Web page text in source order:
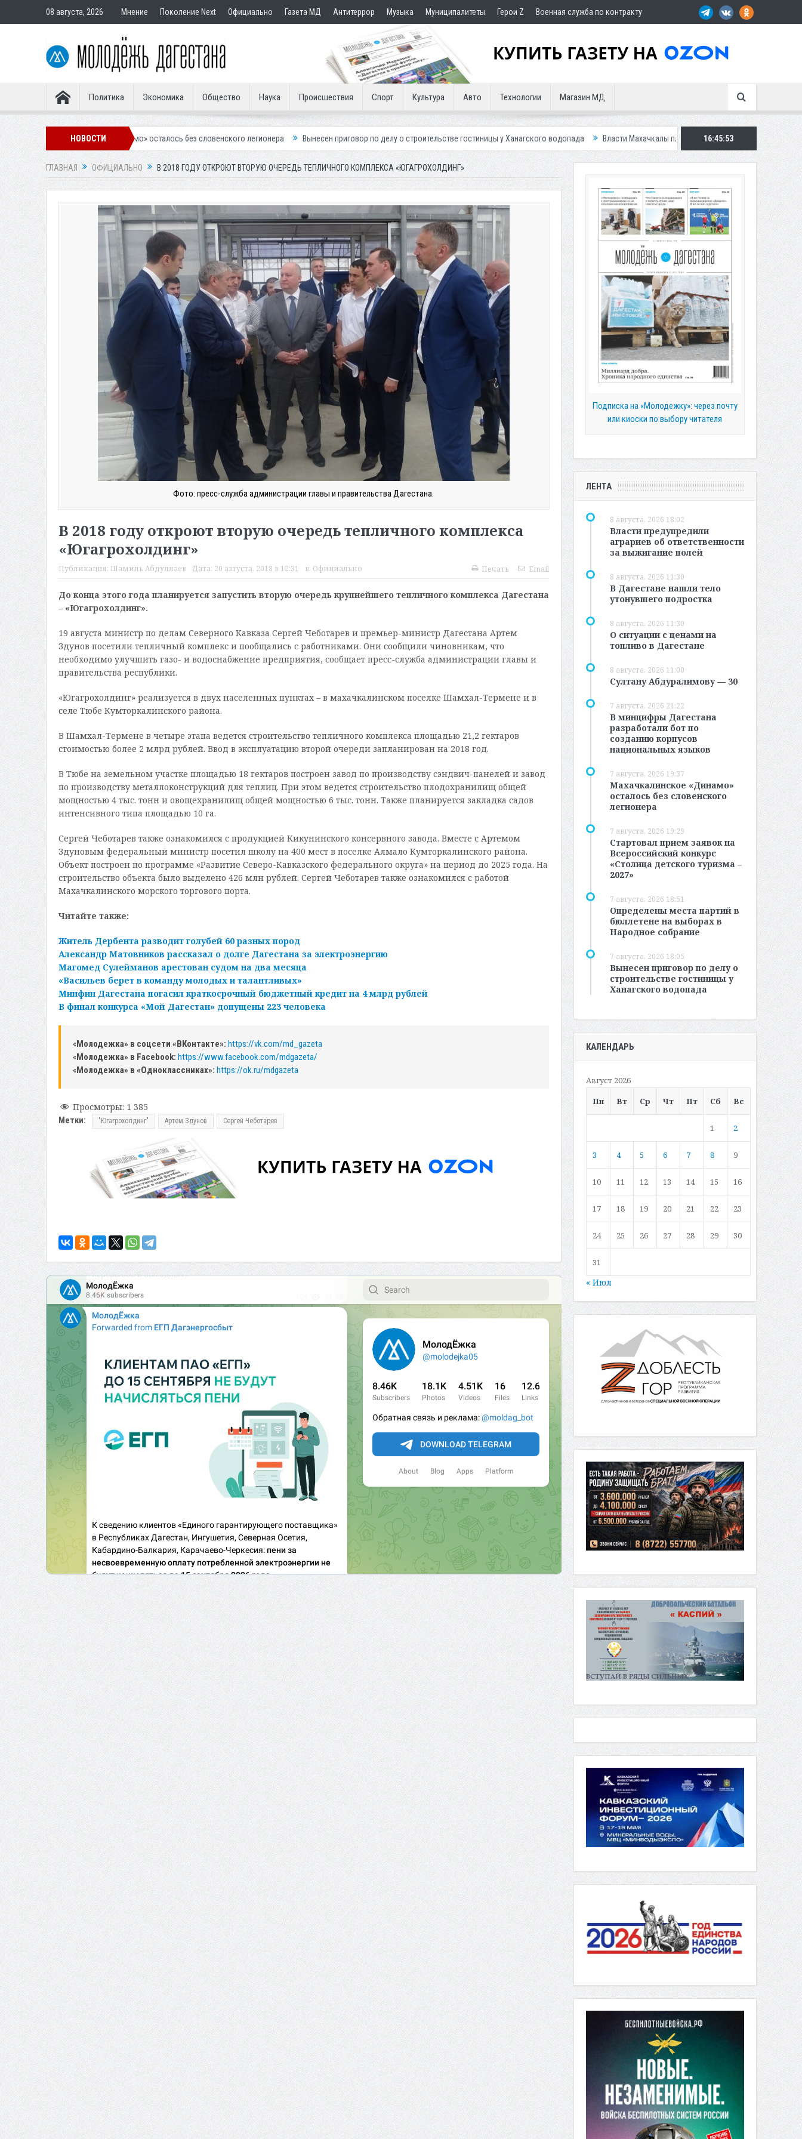
08 августа, 2026 Мнение Поколение Next Официально Газета МД Антитеррор Музыка Муниципалитеты Герои Z Военная служба по контракту
Политика Экономика Общество Наука Происшествия Спорт Культура Авто Технологии Магазин МД
НОВОСТИ
«Динамо» осталось без словенского легионера Вынесен приговор по делу о строительстве гостиницы у Ханагского водопада Власти Махачкалы планирует внедрить новую систему для улучшения
16:45:54
ГЛАВНАЯ ОФИЦИАЛЬНО В 2018 ГОДУ ОТКРОЮТ ВТОРУЮ ОЧЕРЕДЬ ТЕПЛИЧНОГО КОМПЛЕКСА «ЮГАГРОХОЛДИНГ»
Фото: пресс-служба администрации главы и правительства Дагестана.
В 2018 году откроют вторую очередь тепличного комплекса
«Югагрохолдинг»
Публикация: Шамиль Абдуллаев Дата: 20 августа, 2018 в 12:31 в: Официально Печать Email
До конца этого года планируется запустить вторую очередь крупнейшего тепличного комплекса Дагестана
– «Югагрохолдинг».
19 августа министр по делам Северного Кавказа Сергей Чеботарев и премьер-министр Дагестана Артем
Здунов посетили тепличный комплекс и пообщались с работниками. Они сообщили чиновникам, что
необходимо улучшить газо- и водоснабжение предприятия, сообщает пресс-служба администрации главы и
правительства республики.
«Югагрохолдинг» реализуется в двух населенных пунктах – в махачкалинском поселке Шамхал-Термене и в
селе Тюбе Кумторкалинского района.
В Шамхал-Термене в четыре этапа ведется строительство тепличного комплекса площадью 21,2 гектаров
стоимостью более 2 млрд рублей. Ввод в эксплуатацию второй очереди запланирован на 2018 год.
В Тюбе на земельном участке площадью 18 гектаров построен завод по производству сэндвич-панелей и завод
по производству металлоконструкций для теплиц. При этом ведется строительство плодохранилищ общей
мощностью 4 тыс. тонн и овощехранилищ общей мощностью 6 тыс. тонн. Также планируется закладка садов
интенсивного типа площадью 10 га.
Сергей Чеботарев также ознакомился с продукцией Кикунинского консервного завода. Вместе с Артемом
Здуновым федеральный министр посетил школу на 400 мест в поселке Алмало Кумторкалинского района.
Объект построен по программе «Развитие Северо-Кавказского федерального округа» на период до 2025 года. На
строительство объекта было выделено 426 млн рублей. Сергей Чеботарев также ознакомился с работой
Махачкалинского морского торгового порта.
Читайте также:
Житель Дербента разводит голубей 60 разных пород
Александр Матовников рассказал о долге Дагестана за электроэнергию
Магомед Сулейманов арестован судом на два месяца
«Васильев берет в команду молодых и талантливых»
Минфин Дагестана погасил краткосрочный бюджетный кредит на 4 млрд рублей
В финал конкурса «Мой Дагестан» допущены 223 человека
«Молодежка» в соцсети «ВКонтакте»: https://vk.com/md_gazeta
«Молодежка» в Facebook: https://www.facebook.com/mdgazeta/
«Молодежка» в «Одноклассниках»: https://ok.ru/mdgazeta
Просмотры: 1 385
Метки: "Югагрохолдинг" Артем Здунов Сергей Чеботарев
Подписка на «Молодежку»: через почту
или киоски по выбору читателя
ЛЕНТА
8 августа, 2026 18:02
Власти предупредили
аграриев об ответственности
за выжигание полей
8 августа, 2026 11:30
В Дагестане нашли тело
утонувшего подростка
8 августа, 2026 11:30
О ситуации с ценами на
топливо в Дагестане
8 августа, 2026 11:00
Султану Абдуралимову — 30
7 августа, 2026 21:22
В минцифры Дагестана
разработали бот по
созданию корпусов
национальных языков
7 августа, 2026 19:37
Махачкалинское «Динамо»
осталось без словенского
легионера
7 августа, 2026 19:29
Стартовал прием заявок на
Всероссийский конкурс
«Столица детского туризма –
2027»
7 августа, 2026 18:51
Определены места партий в
бюллетене на выборах в
Народное собрание
7 августа, 2026 18:05
Вынесен приговор по делу о
строительстве гостиницы у
Ханагского водопада
КАЛЕНДАРЬ
Август 2026
Пн
Вт Ср Чт Пт Сб Вс
1 2
3 4 5 6 7 8 9
10 11 12 13 14 15 16
17 18 19 20 21 22 23
24 25 26 27 28 29 30
31
« Июл